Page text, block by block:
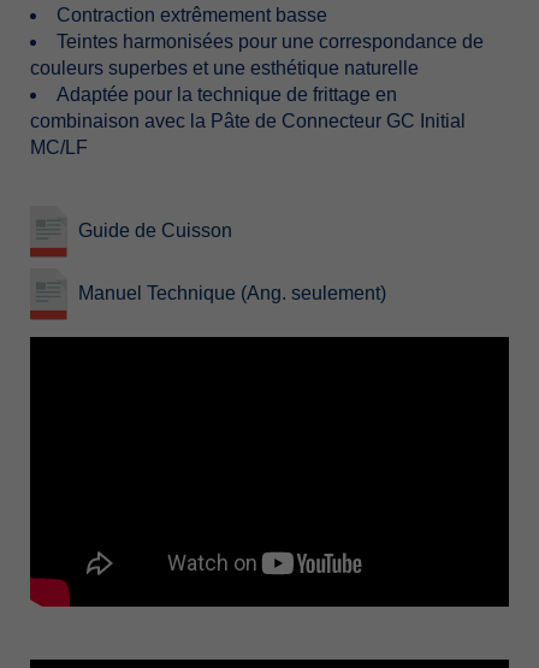
Contractionextrêmementbasse
Teintesharmoniséespourunecorrespondancede
couleurssuperbesetuneesthétiquenaturelle
Adaptéepourlatechniquedefrittageen
combinaisonaveclaPâtedeConnecteurGCInitial
MC/LF
GuidedeCuisson
ManuelTechnique(Ang.seulement)